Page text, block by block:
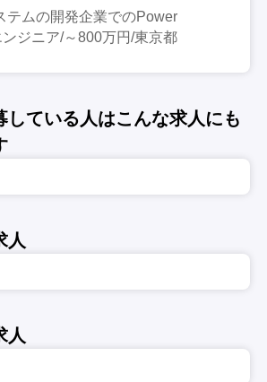
テムの開発企業でのPower
ジニア/～800万円/東京都
している人はこんな求人にも
人
人